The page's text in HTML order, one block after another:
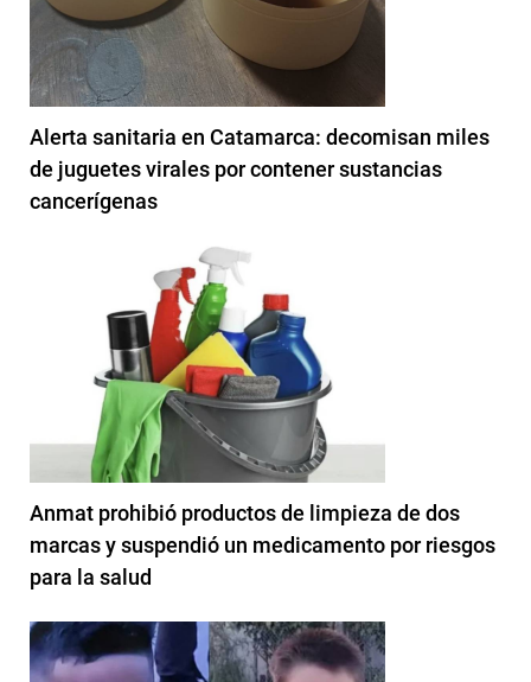
Alerta sanitaria en Catamarca: decomisan miles
de juguetes virales por contener sustancias
cancerígenas
Anmat prohibió productos de limpieza de dos
marcas y suspendió un medicamento por riesgos
para la salud